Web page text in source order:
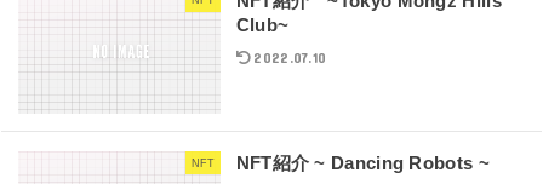
Club~
2022.07.10
NFT NFT紹介 ~ Dancing Robots ~